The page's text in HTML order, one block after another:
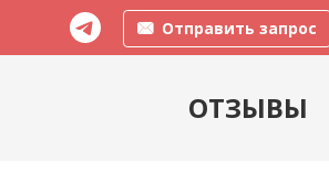
Отправить запрос
ОТЗЫВЫ